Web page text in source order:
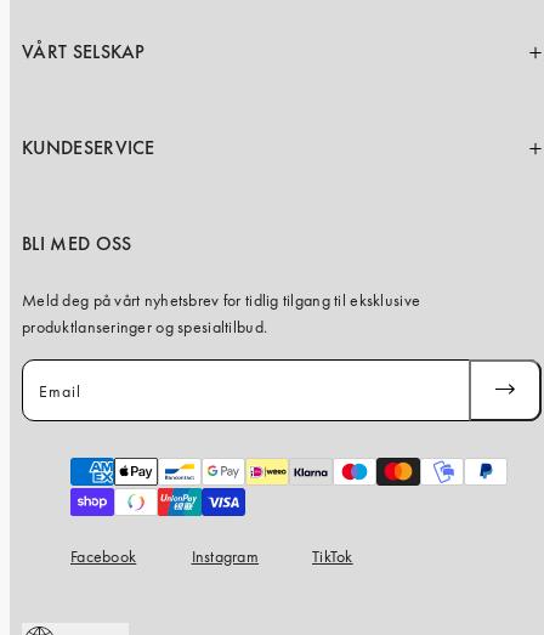
VÅRT SELSKAP
KUNDESERVICE
BLI MED OSS
Meld deg på vårt nyhetsbrev for tidlig tilgang til eksklusive
produktlanseringer og spesialtilbud.
Email
Payment
methods
Facebook Instagram TikTok